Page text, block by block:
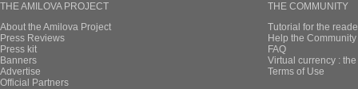
THE AMILOVA PROJECT
About the Amilova Project
Press Reviews
Press kit
Banners
Advertise
Official Partners
THE COMMUNITY
Tutorial for the
Help the
FAQ
Virtual currency :
Terms of Use